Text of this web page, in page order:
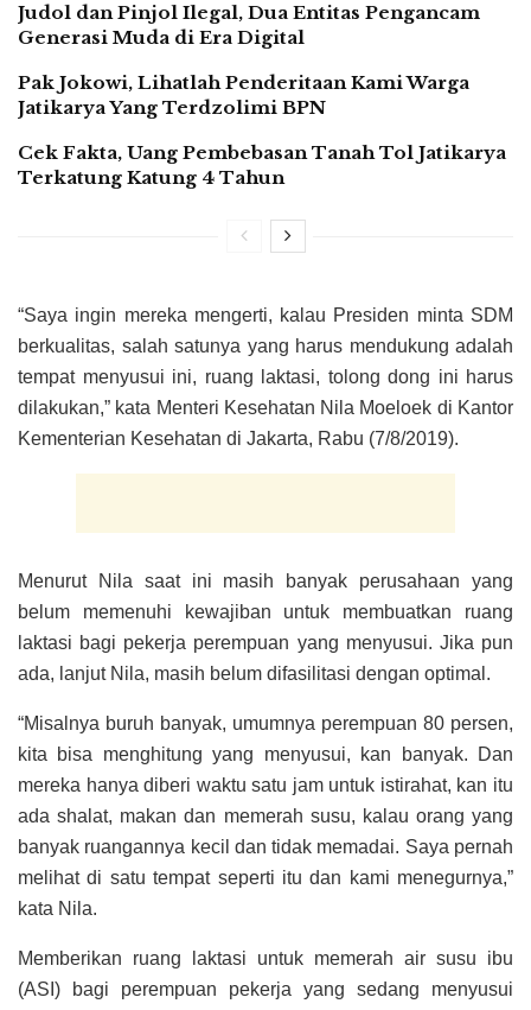
Judol dan Pinjol Ilegal, Dua Entitas Pengancam
Generasi Muda di Era Digital
Pak Jokowi, Lihatlah Penderitaan Kami Warga
Jatikarya Yang Terdzolimi BPN
Cek Fakta, Uang Pembebasan Tanah Tol Jatikarya
Terkatung Katung 4 Tahun
“Saya ingin mereka mengerti, kalau Presiden minta SDM
berkualitas, salah satunya yang harus mendukung adalah
tempat menyusui ini, ruang laktasi, tolong dong ini harus
dilakukan,” kata Menteri Kesehatan Nila Moeloek di Kantor
Kementerian Kesehatan di Jakarta, Rabu (7/8/2019).
Menurut Nila saat ini masih banyak perusahaan yang
belum memenuhi kewajiban untuk membuatkan ruang
laktasi bagi pekerja perempuan yang menyusui. Jika pun
ada, lanjut Nila, masih belum difasilitasi dengan optimal.
“Misalnya buruh banyak, umumnya perempuan 80 persen,
kita bisa menghitung yang menyusui, kan banyak. Dan
mereka hanya diberi waktu satu jam untuk istirahat, kan itu
ada shalat, makan dan memerah susu, kalau orang yang
banyak ruangannya kecil dan tidak memadai. Saya pernah
melihat di satu tempat seperti itu dan kami menegurnya,”
kata Nila.
Memberikan ruang laktasi untuk memerah air susu ibu
(ASI) bagi perempuan pekerja yang sedang menyusui